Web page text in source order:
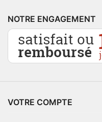
NOTRE ENGAGEMENT
VOTRE COMPTE